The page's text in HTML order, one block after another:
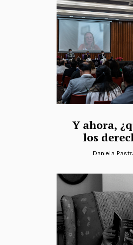
Y ahora,
los
Daniela